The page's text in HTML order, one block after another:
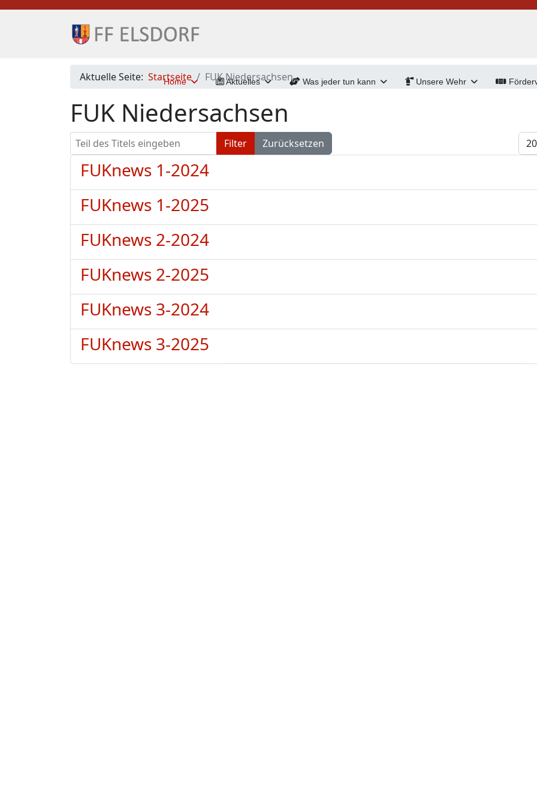
Home Aktuelles Was jeder tun kann Unsere Wehr
Aktuelle Seite: Startseite FUK Niedersachsen
FUK Niedersachsen
Teil des Titels eingeben Filter Zurücksetzen
FUKnews 1-2024
FUKnews 1-2025
FUKnews 2-2024
FUKnews 2-2025
FUKnews 3-2024
FUKnews 3-2025